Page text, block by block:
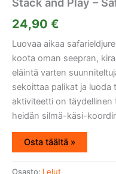
24,90 €
Luovaa aikaa
koota oman seepran,
eläintä varten
sekoittaa palikat ja luoda
aktiviteetti on täydellinen
heidän silmä-käsi-
Osta täältä »
Osasto: Lelut